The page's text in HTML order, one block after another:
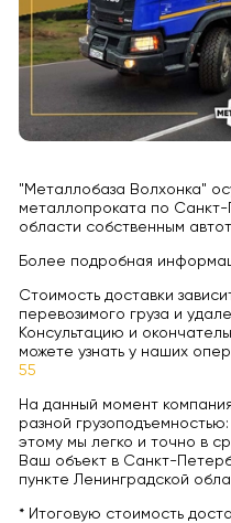
"Металлобаза Волхонка"
металлопроката по Санкт-
области собственным
Более подробная
Стоимость доставки
перевозимого груза и
Консультацию и
можете узнать у наших
55
На данный момент
разной грузоподъемностью:
этому мы легко и точно в
Ваш объект в Санкт-
пункте Ленинградской
* Итоговую стоимость